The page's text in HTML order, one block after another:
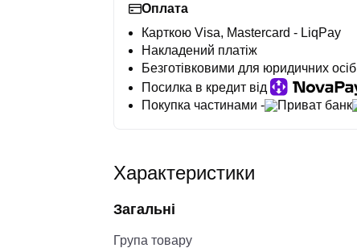
Оплата
Карткою Visa, Mastercard - LiqPay
Накладений платіж
Безготівковими для юридичних осіб
Посилка в кредит від
Покупка частинами -
Приват банк
Характеристики
Загальні
Група товару